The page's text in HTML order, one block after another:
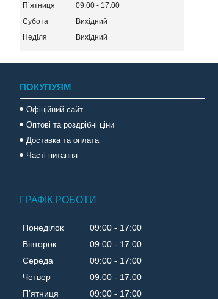
Пʼятниця
09:00
17:00
Субота
Вихідний
Неділя
Вихідний
ПОКУПУЯМ
Офіційний сайт
Оптові та роздрібні ціни
Доставка та оплата
Часті питання
ГРАФІК РОБОТИ
Понеділок 09:00
17:00
Вівторок
09:00
17:00
Середа
09:00
17:00
Четвер
09:00
17:00
Пʼятниця
09:00 17:00